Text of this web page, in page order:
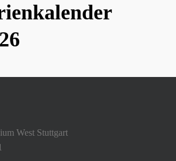
West Stuttgart